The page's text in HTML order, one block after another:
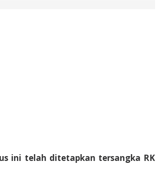
ini telah ditetapkan tersangka RK